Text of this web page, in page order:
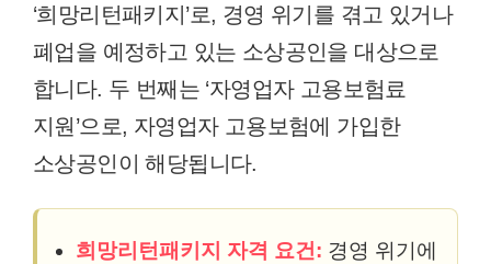
‘희망리턴패키지’로, 경영 위기를 겪고 있거나
폐업을 예정하고 있는 소상공인을 대상으로
합니다. 두 번째는 ‘자영업자 고용보험료
지원’으로, 자영업자 고용보험에 가입한
소상공인이 해당됩니다.
희망리턴패키지 자격 요건: 경영 위기에